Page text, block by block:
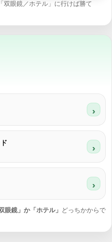
眼鏡／ホテル」に行けば勝て
›
›
›
双眼鏡」か「ホテル」
どっちかからで